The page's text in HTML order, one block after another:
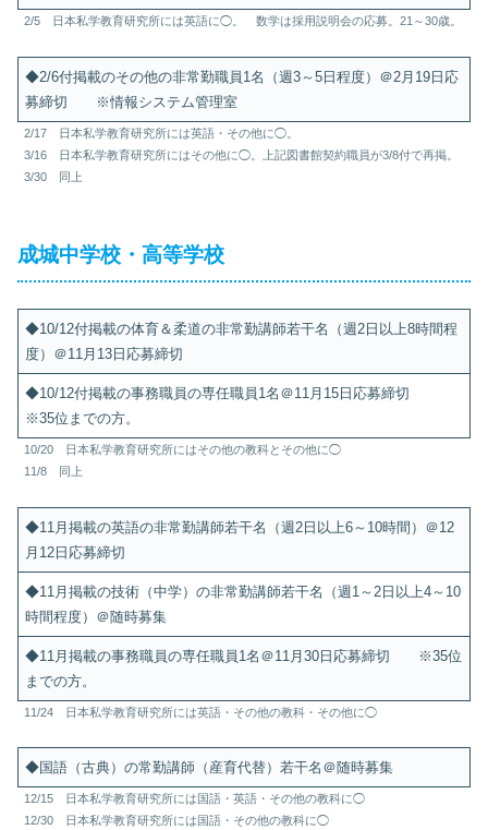
2/5 日本私学教育研究所には英語に◯。 数学は採用説明会の応募。21～30歳。
◆2/6付掲載のその他の非常勤職員1名（週3～5日程度）＠2月19日応
募締切 ※情報システム管理室
2/17 日本私学教育研究所には英語・その他に◯。
3/16 日本私学教育研究所にはその他に◯。上記図書館契約職員が3/8付で再掲。
3/30 同上
成城中学校・高等学校
◆10/12付掲載の体育＆柔道の非常勤講師若干名（週2日以上8時間程
度）＠11月13日応募締切
◆10/12付掲載の事務職員の専任職員1名＠11月15日応募締切
※35位までの方。
10/20 日本私学教育研究所にはその他の教科とその他に◯
11/8 同上
◆11月掲載の英語の非常勤講師若干名（週2日以上6～10時間）＠12
月12日応募締切
◆11月掲載の技術（中学）の非常勤講師若干名（週1～2日以上4～10
時間程度）＠随時募集
◆11月掲載の事務職員の専任職員1名＠11月30日応募締切 ※35位
までの方。
11/24 日本私学教育研究所には英語・その他の教科・その他に◯
◆国語（古典）の常勤講師（産育代替）若干名＠随時募集
12/15 日本私学教育研究所には国語・英語・その他の教科に◯
12/30 日本私学教育研究所には国語・その他の教科に◯